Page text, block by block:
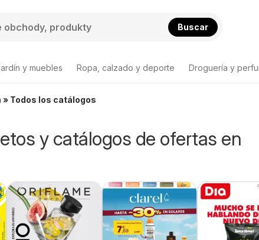
Buscar
y muebles Ropa, calzado y deporte Droguería y
Todos los catálogos
y catálogos de ofertas en